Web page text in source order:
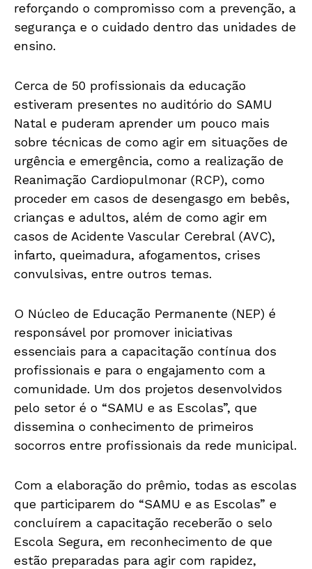
reforçando o compromisso com a prevenção, a
segurança e o cuidado dentro das unidades de
ensino.
Cerca de 50 profissionais da educação
estiveram presentes no auditório do SAMU
Natal e puderam aprender um pouco mais
sobre técnicas de como agir em situações de
urgência e emergência, como a realização de
Reanimação Cardiopulmonar (RCP), como
proceder em casos de desengasgo em bebês,
crianças e adultos, além de como agir em
casos de Acidente Vascular Cerebral (AVC),
infarto, queimadura, afogamentos, crises
convulsivas, entre outros temas.
O Núcleo de Educação Permanente (NEP) é
responsável por promover iniciativas
essenciais para a capacitação contínua dos
profissionais e para o engajamento com a
comunidade. Um dos projetos desenvolvidos
pelo setor é o “SAMU e as Escolas”, que
dissemina o conhecimento de primeiros
socorros entre profissionais da rede municipal.
Com a elaboração do prêmio, todas as escolas
que participarem do “SAMU e as Escolas” e
concluírem a capacitação receberão o selo
Escola Segura, em reconhecimento de que
estão preparadas para agir com rapidez,